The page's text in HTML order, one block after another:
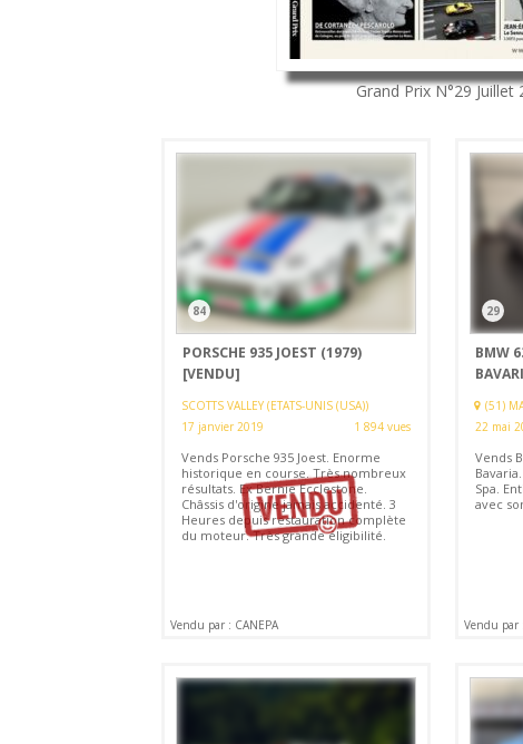
Grand PrixN°29Juillet
84
PORSCHE 935 JOEST (1979)
[VENDU]
SCOTTS VALLEY (ETATS-UNIS (USA))
17 janvier 2019
1 894 vues
Vends Porsche 935 Joest. Enorme
historique en course. Très nombreux
résultats. Ex Bernie Ecclestone.
Châssis d'origine jamais accidenté. 3
Heures depuis restauration complète
du moteur. Très grande éligibilité.
Vendu par : CANEPA
29
BMW
(51)
22 mai
Vends
Spa.
avec
Vendu par